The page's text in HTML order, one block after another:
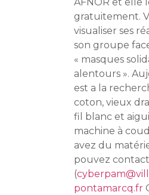
AFNOR et elle
gratuitement.
visualiser ses
son groupe
« masques
alentours ».
est a la
coton, vieux
fil blanc et
machine à
avez du
pouvez
(
pontamarcq.fr